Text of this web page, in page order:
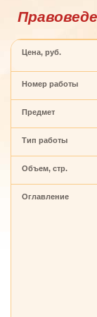
Цена, руб.
Номер работы
Предмет
Тип работы
Объем, стр.
Оглавление